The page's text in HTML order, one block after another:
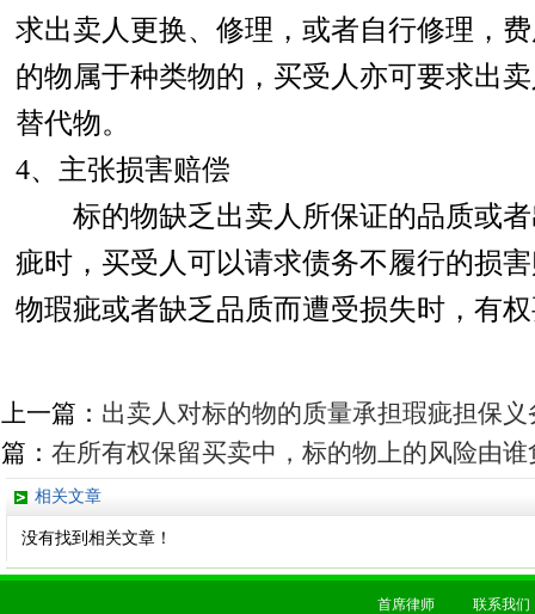
求出卖人更换、修理，或者自行修理，
的物属于种类物的，买受人亦可要求出
替代物。
4、主张损害赔偿
标的物缺乏出卖人所保证的品质或者
疵时，买受人可以请求债务不履行的损
物瑕疵或者缺乏品质而遭受损失时，有
上一篇： 出卖人对标的物的质量承担瑕疵担保
篇： 在所有权保留买卖中，标的物上的风险由谁
相关文章
没有找到相关文章！
首席律师 联系我们